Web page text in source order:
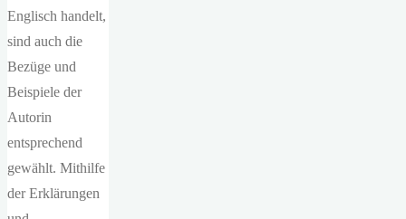
Englisch handelt,
sind auch die
Bezüge und
Beispiele der
Autorin
entsprechend
gewählt. Mithilfe
der Erklärungen